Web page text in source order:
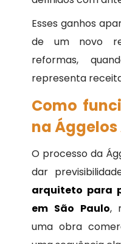
Esses ganhos
de um novo
reformas,
representa
Como
na
O processo da
dar
arquiteto para
em São Paulo,
uma obra